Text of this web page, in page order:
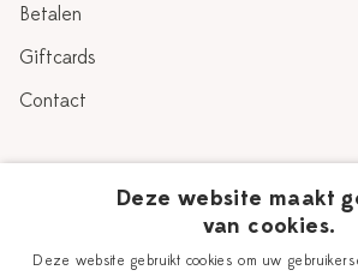
Betalen
Giftcards
Contact
Delfts
Deze website maakt
van cookies.
Deze website gebruikt cookies om uw